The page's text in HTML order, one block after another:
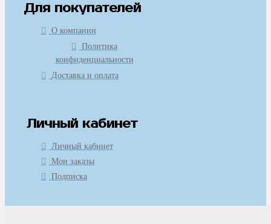
Для покупателей
О компании
Политика
конфиденциальности
Доставка и оплата
Личный кабинет
Личный кабинет
Мои заказы
Подписка